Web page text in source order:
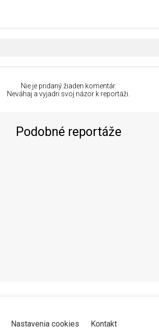
Nie je pridaný žiaden komentár.
Neváhaj a vyjadri svoj názor k reportáži.
Podobné reportáže
Nastavenia cookies Kontakt